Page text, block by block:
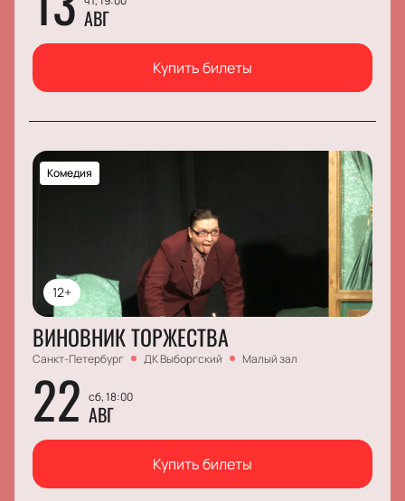
АВГ
Купить билеты
12+
Комедия
ВИНОВНИК ТОРЖЕСТВА
Санкт-Петербург ДК Выборгский Малый зал
22 сб, 18:00
АВГ
Купить билеты